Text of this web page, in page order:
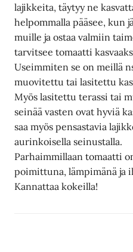
lajikkeita, täytyy ne
helpommalla pääsee, kun
muille ja ostaa valmiin
tarvitsee tomaatti
Useimmiten se on meillä
muovitettu tai lasitettu
Myös lasitettu terassi tai
seinää vasten ovat hyviä
saa myös pensastavia
aurinkoisella seinustalla.
Parhaimmillaan tomaatti
poimittuna, lämpimänä ja
Kannattaa kokeilla!